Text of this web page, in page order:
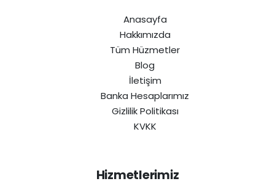
Anasayfa
Hakkımızda
Tüm Hüzmetler
Blog
İletişim
Banka Hesaplarımız
Gizlilik Politikası
KVKK
Hizmetlerimiz